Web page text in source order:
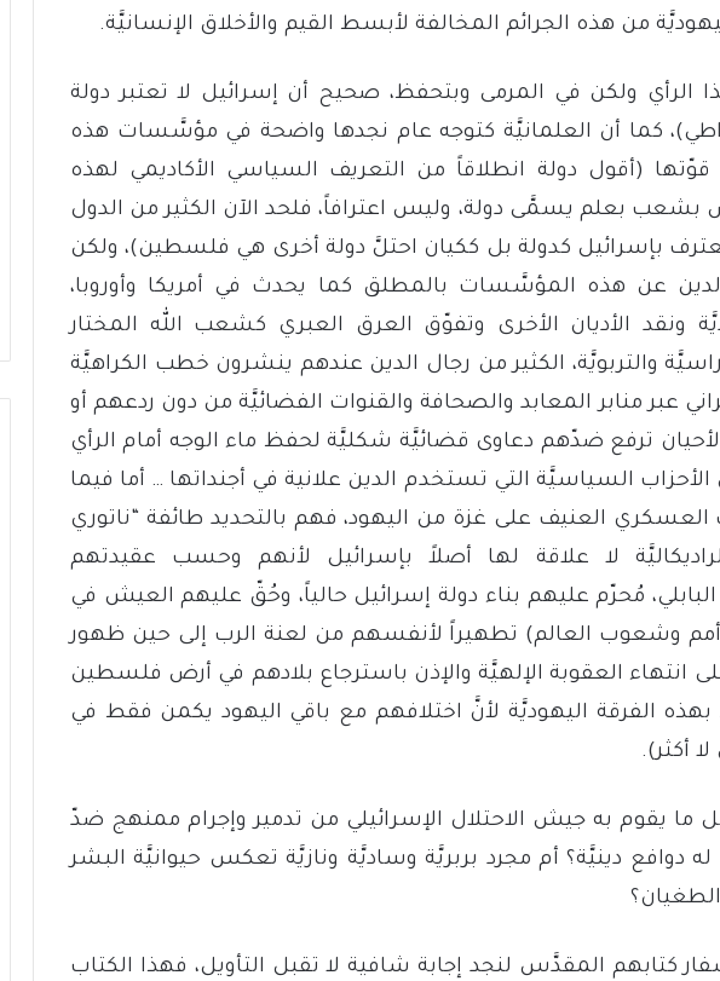
من هذه الجرائم المخالفة لأبسط القيم والأخلاق الإنسانيَّة.
ولكن في المرمى وبتحفظ، صحيح أن إسرائيل لا تعتبر دولة
كما أن العلمانيَّة كتوجه عام نجدها واضحة في مؤسَّسات هذه
(أقول دولة انطلاقاً من التعريف السياسي الأكاديمي لهذه
بشعب بعلم يسمَّى دولة، وليس اعترافاً، فلحد الآن الكثير من الدول
بإسرائيل كدولة بل ككيان احتلَّ دولة أخرى هي فلسطين)، ولكن
عن هذه المؤسَّسات بالمطلق كما يحدث في أمريكا وأوروبا،
ونقد الأديان الأخرى وتفوّق العرق العبري كشعب الله المختار
والتربويَّة، الكثير من رجال الدين عندهم ينشرون خطب الكراهيَّة
عبر منابر المعابد والصحافة والقنوات الفضائيَّة من دون ردعهم أو
ترفع ضدّهم دعاوى قضائيَّة شكليَّة لحفظ ماء الوجه أمام الرأي
السياسيَّة التي تستخدم الدين علانية في أجنداتها … أما فيما
العنيف على غزة من اليهود، فهم بالتحديد طائفة “ناتوري
لا علاقة لها أصلاً بإسرائيل لأنهم وحسب عقيدتهم
مُحرّم عليهم بناء دولة إسرائيل حالياً، وحُقّ عليهم العيش في
وشعوب العالم) تطهيراً لأنفسهم من لعنة الرب إلى حين ظهور
انتهاء العقوبة الإلهيَّة والإذن باسترجاع بلادهم في أرض فلسطين
الفرقة اليهوديَّة لأنَّ اختلافهم مع باقي اليهود يكمن فقط في
أكثر).
ما يقوم به جيش الاحتلال الإسرائيلي من تدمير وإجرام ممنهج ضدّ
دوافع دينيَّة؟ أم مجرد بربريَّة وساديَّة ونازيَّة تعكس حيوانيَّة البشر
كتابهم المقدَّس لنجد إجابة شافية لا تقبل التأويل، فهذا الكتاب